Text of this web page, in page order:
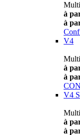
à
à
V4
à
à
V4 S
à
à